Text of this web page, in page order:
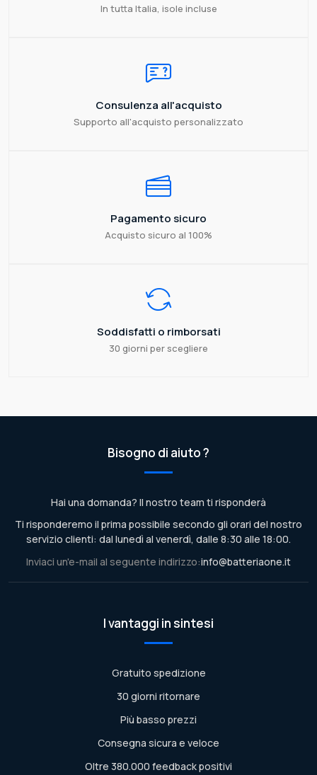
In tutta Italia, isole incluse
Consulenza all'acquisto
Supporto all'acquisto personalizzato
Pagamento sicuro
Acquisto sicuro al 100%
Soddisfatti o rimborsati
30 giorni per scegliere
Bisogno di aiuto ?
Hai una domanda? Il nostro team ti risponderà
Ti risponderemo il prima possibile secondo gli orari del nostro
servizio clienti: dal lunedì al venerdì, dalle 8:30 alle 18:00.
Inviaci un'e-mail al seguente indirizzo:info@batteriaone.it
I vantaggi in sintesi
Gratuito spedizione
30 giorni ritornare
Più basso prezzi
Consegna sicura e veloce
Oltre 380.000 feedback positivi